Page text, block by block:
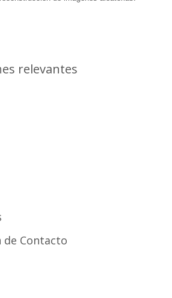
relevantes
Contacto